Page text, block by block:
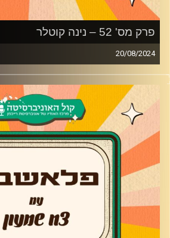
פרק מס' 52 – נינה קוטלר
20/08/2024
נינה קוטלר מגיעה לאולפן פלאשבק!
שחקנית התיאטרון, הטלוויזיה
לדבר על תפקידיה בשיר שלנו ומשחק
הדמויות היו שונות ממנה. בנוסף, נינה
עם עולם המשחק, מה הבטיחה לעצמה
"לילה טוב אימא" שגרמה לה לחשוב
קרדיט תמונות:AudioVersity